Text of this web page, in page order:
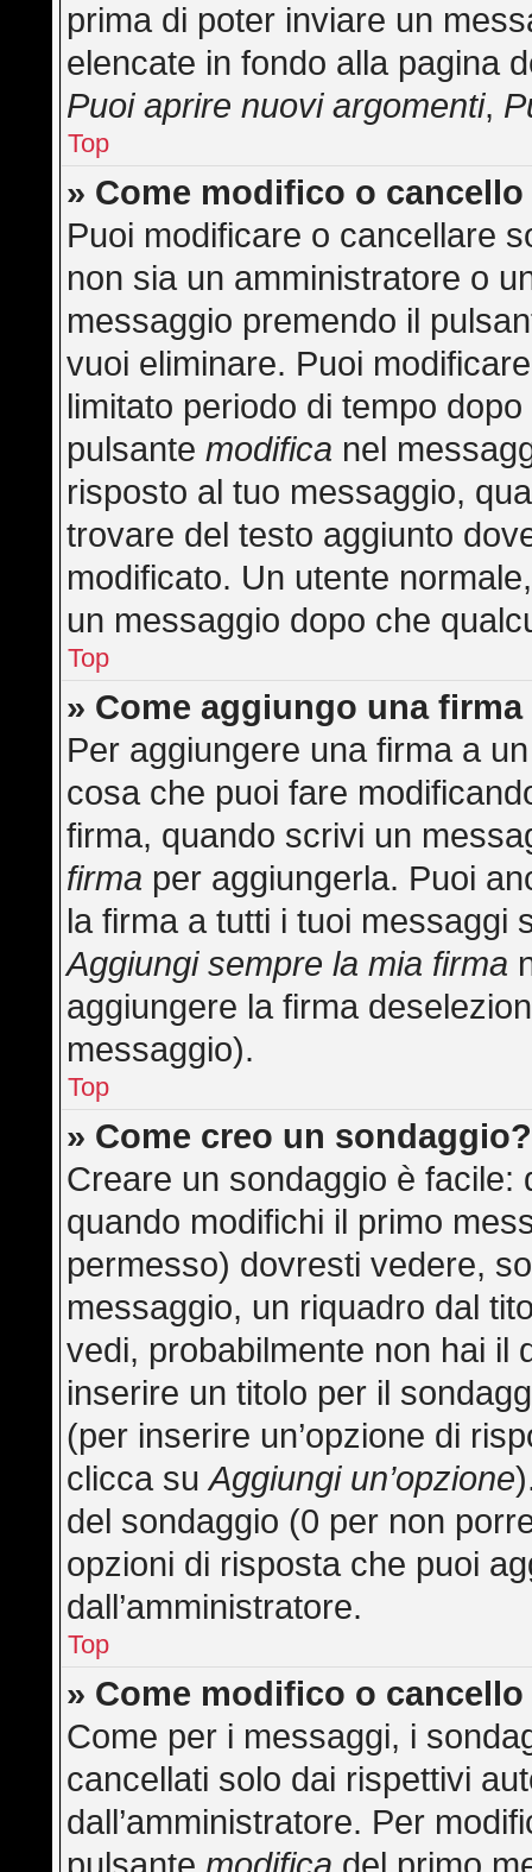
prima di poter inviare un
elencate in fondo alla pagina
Puoi aprire nuovi argomenti,
Top
» Come modifico o
Puoi modificare o cancellare
non sia un amministratore o
messaggio premendo il
vuoi eliminare. Puoi
limitato periodo di tempo
pulsantemodifica nel
risposto al tuo messaggio,
trovare del testo aggiunto
modificato. Un utente
un messaggio dopo che
Top
» Come aggiungo una
Per aggiungere una firma a
cosa che puoi fare
firma, quando scrivi un
firma per aggiungerla. Puoi
la firma a tutti i tuoi messaggi
Aggiungi sempre la mia firma
aggiungere la firma
messaggio).
Top
» Come creo un sondaggio?
Creare un sondaggio è
quando modifichi il primo
permesso) dovresti vedere,
messaggio, un riquadro dal
vedi, probabilmente non hai il
inserire un titolo per il
(per inserire un’opzione di
clicca suAggiungi un’opzione
del sondaggio (0 per non
opzioni di risposta che puoi
dall’amministratore.
Top
» Come modifico o
Come per i messaggi, i
cancellati solo dai rispettivi
dall’amministratore. Per